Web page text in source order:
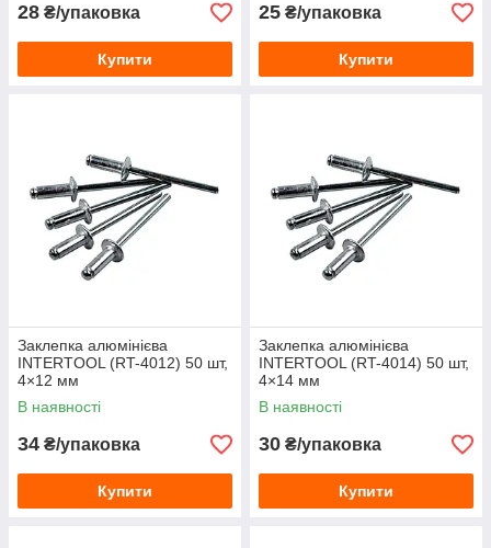
28 ₴/упаковка
Купити
25 ₴/упаковка
Купити
Заклепка алюмінієва
INTERTOOL (RT-4012) 50 шт,
4×12 мм
В наявності
34 ₴/упаковка
Купити
Заклепка алюмінієва
INTERTOOL (RT-4014) 50 шт,
4×14 мм
В наявності
30 ₴/упаковка
Купити